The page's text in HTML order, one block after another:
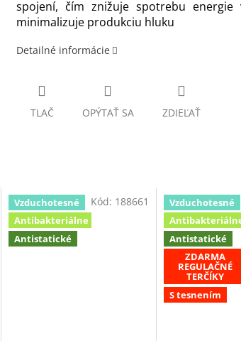
spojení, čím znižuje spotrebu energie
minimalizuje produkciu hluku
Detailné informácie
TLAČ OPÝTAŤ SA ZDIEĽAŤ
Vzduchotesné
Antibakteriálne
Antistatické
Kód: 188661
Vzduchotesné
Antistatické
ZDARMA
REGULAČNÉ
TERČÍKY
S tesnením